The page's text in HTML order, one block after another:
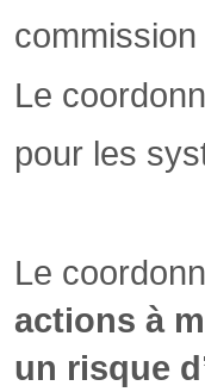
Le
pour les
Le
actions à
un risque